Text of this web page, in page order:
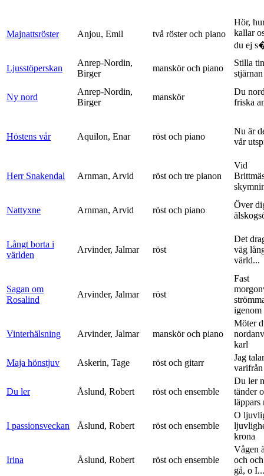
Majnattsröster Anjou, Emil två röster och piano
Hör,
kallar
du ej
Ljusstöperskan
Anrep-Nordin,
Birger
manskör och piano
Stilla
stjärnan
Ny nord
Anrep-Nordin,
Birger
manskör
Du
friska
Höstens vår Aquilon, Enar röst och piano
Nu är
vår
Herr Snakendal Arnman, Arvid röst och tre pianon
Vid
Nattyxne Arnman, Arvid röst och piano
Över
Långt borta i
världen
Arvinder, Jalmar röst
Det
väg
värld...
Sagan om
Rosalind
Arvinder, Jalmar röst
Fast
igenom
Vinterhälsning Arvinder, Jalmar manskör och piano
Möter
karl
Maja hönstjuv
Askerin, Tage röst och gitarr
Jag
Du ler Åslund, Robert röst och ensemble
Du ler
tänder
läppars
I passionsveckan Åslund, Robert röst och ensemble
O
krona
Irina Åslund, Robert röst och ensemble
Vågen
och
gå, o I...